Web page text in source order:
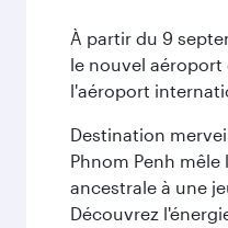
À partir du 9
le nouvel aéroport
l'aéroport
Destination
Phnom Penh
ancestrale à une
Découvrez